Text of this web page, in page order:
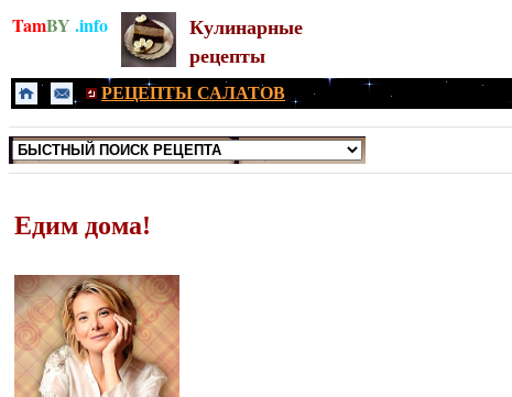
TamBY .info
Кулинарные
рецепты
РЕЦЕПТЫ САЛАТОВ
Едим дома!